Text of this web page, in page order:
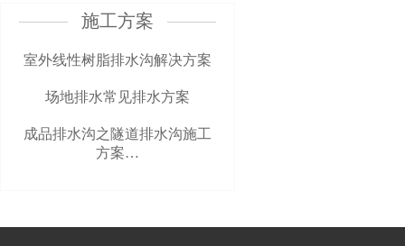
施工方案
室外线性树脂排水沟解决方案
场地排水常见排水方案
成品排水沟之隧道排水沟施工
方案…